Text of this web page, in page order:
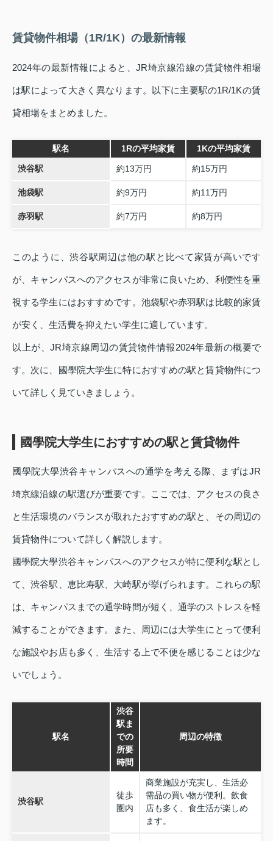
賃貸物件相場（1R/1K）の最新情報
2024年の最新情報によると、JR埼京線沿線の賃貸物件相場
は駅によって大きく異なります。以下に主要駅の1R/1Kの賃
貸相場をまとめました。
駅名 1Rの平均家賃 1Kの平均家賃
渋谷駅 約13万円 約15万円
池袋駅 約9万円 約11万円
赤羽駅 約7万円 約8万円
このように、渋谷駅周辺は他の駅と比べて家賃が高いです
が、キャンパスへのアクセスが非常に良いため、利便性を重
視する学生にはおすすめです。池袋駅や赤羽駅は比較的家賃
が安く、生活費を抑えたい学生に適しています。
以上が、JR埼京線周辺の賃貸物件情報2024年最新の概要で
す。次に、國學院大学生に特におすすめの駅と賃貸物件につ
いて詳しく見ていきましょう。
國學院大学生におすすめの駅と賃貸物件
國學院大學渋谷キャンパスへの通学を考える際、まずはJR
埼京線沿線の駅選びが重要です。ここでは、アクセスの良さ
と生活環境のバランスが取れたおすすめの駅と、その周辺の
賃貸物件について詳しく解説します。
國學院大學渋谷キャンパスへのアクセスが特に便利な駅とし
て、渋谷駅、恵比寿駅、大崎駅が挙げられます。これらの駅
は、キャンパスまでの通学時間が短く、通学のストレスを軽
減することができます。また、周辺には大学生にとって便利
な施設やお店も多く、生活する上で不便を感じることは少な
いでしょう。
駅名
渋谷
駅ま
での
所要
時間
周辺の特徴
渋谷駅
徒歩
圏内
商業施設が充実し、生活必
需品の買い物が便利。飲食
店も多く、食生活が楽しめ
ます。